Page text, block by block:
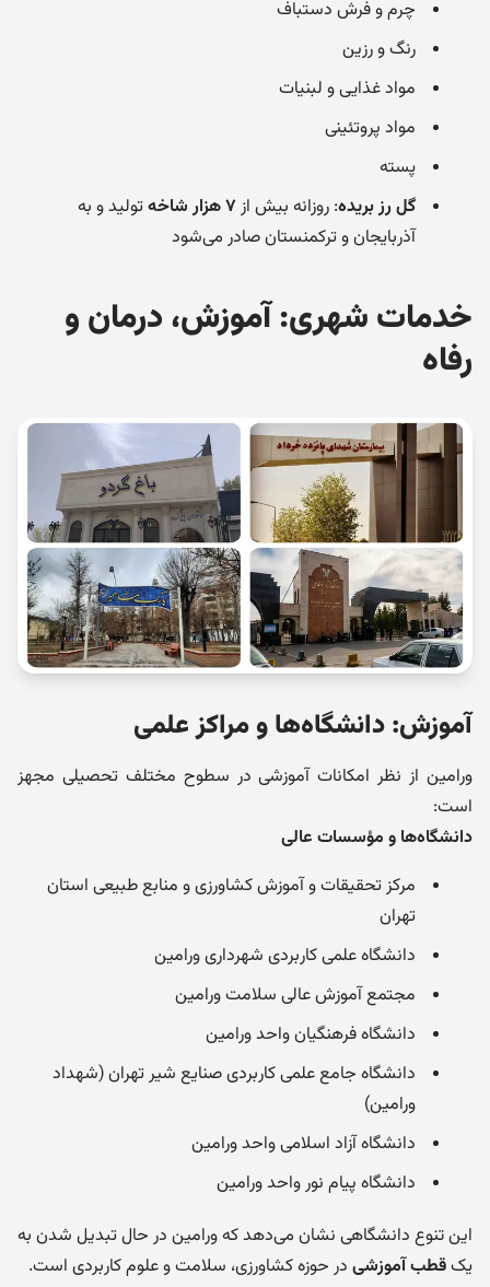
چرم و فرش دستباف
رنگ و رزین
مواد غذایی و لبنیات
مواد پروتئینی
پسته
گل رز بریده: روزانه بیش از۷ هزار شاخه
تولید و به
آذربایجان و ترکمنستان صادر می‌شود
خدمات شهری: آموزش، درمان و
رفاه
آموزش: دانشگاه‌ها و مراکز علمی
ورامین از نظر امکانات آموزشی در سطوح مختلف تحصیلی مجهز
است:
دانشگاه‌ها و مؤسسات عالی
مرکز تحقیقات و آموزش کشاورزی و منابع طبیعی استان
تهران
دانشگاه علمی کاربردی شهرداری ورامین
مجتمع آموزش عالی سلامت ورامین
دانشگاه فرهنگیان واحد ورامین
دانشگاه جامع علمی کاربردی صنایع شیر تهران (شهداد
ورامین)
دانشگاه آزاد اسلامی واحد ورامین
دانشگاه پیام نور واحد ورامین
این تنوع دانشگاهی نشان می‌دهد که ورامین در حال تبدیل شدن به
یکقطب آموزشی در حوزه کشاورزی، سلامت و علوم کاربردی است.